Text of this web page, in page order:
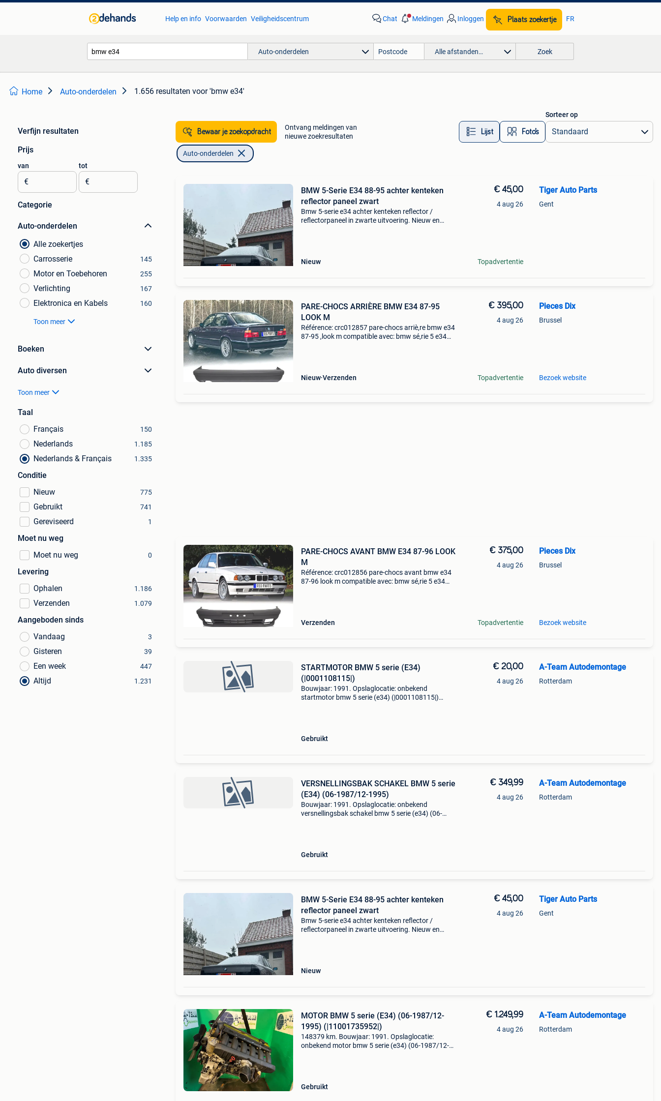
Help en info Voorwaarden Veiligheidscentrum Chat Meldingen Inloggen Plaats zoekertje FR
Auto-onderdelen Alle afstanden… Zoek
Home Auto-onderdelen 1.656 resultaten voor 'bmw e34'
Verfijn resultaten
Prijs
van
€
tot
€
Categorie
Auto-onderdelen
Alle zoekertjes
Carrosserie
145
Motor en Toebehoren 255
Verlichting 167
Elektronica en Kabels 160
Toon meer
Boeken
Auto diversen
Toon meer
Taal
Français
150
Nederlands 1.185
Nederlands & Français 1.335
Conditie
Nieuw
775
Gebruikt 741
Gereviseerd 1
Moet nu weg
Moet nu weg
0
Levering
Ophalen
1.186
Verzenden 1.079
Aangeboden sinds
Vandaag
3
Gisteren 39
Een week 447
Altijd 1.231
Bewaar je zoekopdracht
Ontvang meldingen van
nieuwe zoekresultaten
Lijst Foto’s
Sorteer op
Auto-onderdelen
BMW 5-Serie E34 88-95 achter kenteken
reflector paneel zwart
Bmw 5-serie e34 achter kenteken reflector /
reflectorpaneel in zwarte uitvoering. Nieuw en
Nieuw
€ 45,00
4 aug 26
Topadvertentie
Tiger Auto Parts
Gent
PARE-CHOCS ARRIÈRE BMW E34 87-95
LOOK M
Référence: crc012857 pare-chocs arriè,re bmw e34
87-95 ,look m compatible avec: bmw sé,rie 5 e34
Nieuw Verzenden
€ 395,00
4 aug 26
Topadvertentie
Pieces Dix
Brussel
Bezoek website
PARE-CHOCS AVANT BMW E34 87-96 LOOK
M
Référence: crc012856 pare-chocs avant bmw e34
87-96 look m compatible avec: bmw sé,rie 5 e34
Verzenden
€ 375,00
4 aug 26
Topadvertentie
Pieces Dix
Brussel
Bezoek website
STARTMOTOR BMW 5 serie (E34)
(|0001108115|)
Bouwjaar: 1991. Opslaglocatie: onbekend
startmotor bmw 5 serie (e34) (|0001108115|)
Gebruikt
€ 20,00
4 aug 26
A-Team Autodemontage
Rotterdam
VERSNELLINGSBAK SCHAKEL BMW 5 serie
(E34) (06-1987/12-1995)
Bouwjaar: 1991. Opslaglocatie: onbekend
versnellingsbak schakel bmw 5 serie (e34) (06-
Gebruikt
€ 349,99
4 aug 26
A-Team Autodemontage
Rotterdam
BMW 5-Serie E34 88-95 achter kenteken
reflector paneel zwart
Bmw 5-serie e34 achter kenteken reflector /
reflectorpaneel in zwarte uitvoering. Nieuw en
Nieuw
€ 45,00
4 aug 26
Tiger Auto Parts
Gent
MOTOR BMW 5 serie (E34) (06-1987/12-
1995) (|11001735952|)
148379 km. Bouwjaar: 1991. Opslaglocatie:
onbekend motor bmw 5 serie (e34) (06-1987/12-
Gebruikt
€ 1.249,99
4 aug 26
A-Team Autodemontage
Rotterdam